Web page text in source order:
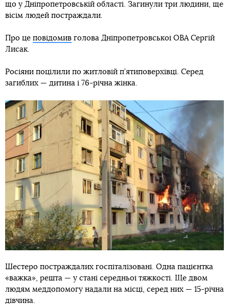
що у Дніпропетровській області. Загинули три людини, ще
вісім людей постраждали.
Про це повідомив голова Дніпропетровської ОВА Сергій
Лисак.
Росіяни поцілили по житловій п’ятиповерхівці. Серед
загиблих — дитина і 76-річна жінка.
Шестеро постраждалих госпіталізовані. Одна пацієнтка
«важка», решта — у стані середньої тяжкості. Ще двом
людям меддопомогу надали на місці, серед них — 15-річна
дівчина.